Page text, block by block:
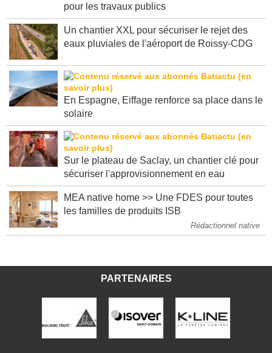
pour les travaux publics
Un chantier XXL pour sécuriser le rejet des
eaux pluviales de l'aéroport de Roissy-CDG
En Espagne, Eiffage renforce sa place dans le
solaire
Sur le plateau de Saclay, un chantier clé pour
sécuriser l'approvisionnement en eau
MEA native home >> Une FDES pour toutes
les familles de produits ISB
Rédactionnel native
PARTENAIRES